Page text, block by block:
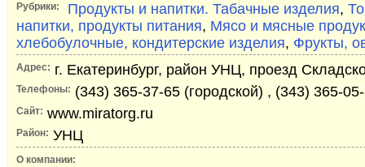
Рубрики: Продукты и напитки. Табачные изделия,
напитки, продукты питания, Мясо и мясные
хлебобулочные, кондитерские изделия, Фрукты,
Адрес: г. Екатеринбург, район УНЦ, проезд
Телефоны: (343) 365-37-65 (городской) , (343) 365-
Сайт: www.miratorg.ru
Район: УНЦ
О компании: